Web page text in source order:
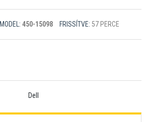
MODEL: 450-15098 FRISSÍTVE: 57 PERCE
Dell